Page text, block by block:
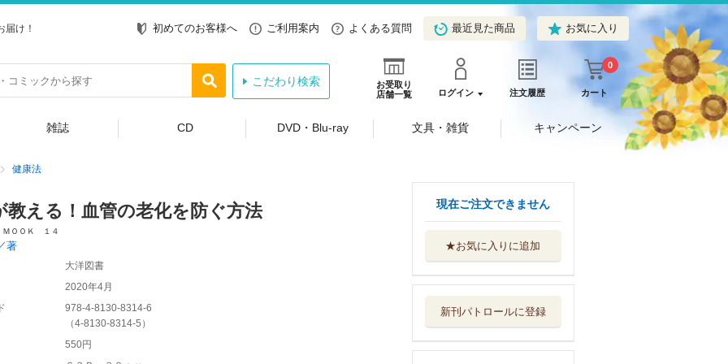
け！ 初めてのお客様へ ご利用案内 よくある質問 最近見た商品 お気に入り
お受取り
店舗一覧
ログイン 注文履歴 カート
0
こだわり検索
雑誌 CD DVD・Blu-ray 文具・雑貨 キャンペーン
健康法
教える！血管の老化を防ぐ方法
ＯＯＫ １４
著
大洋図書
2020年4月
978-4-8130-8314-6
（4-8130-8314-5 ）
550円
現在ご注文できません
★お気に入りに追加
新刊パトロールに登録
１００年はたらく
腎臓をつくる！...
ハーバード＆ソル
徳間書店